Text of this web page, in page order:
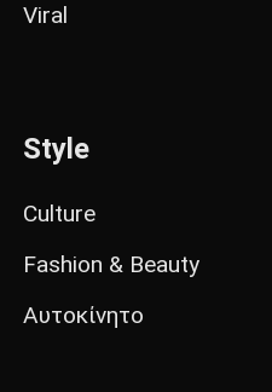
Viral
Style
Culture
Fashion & Beauty
Αυτοκίνητο